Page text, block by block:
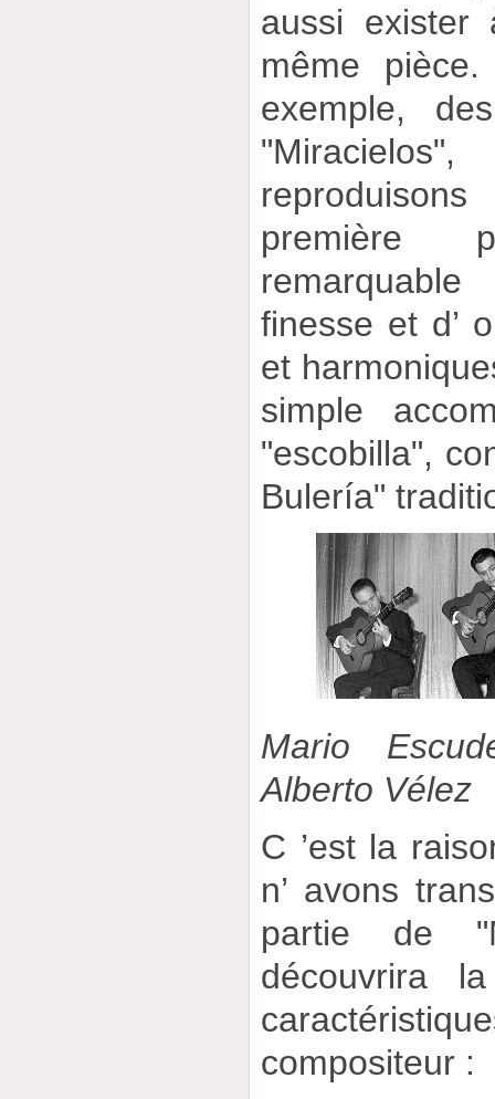
aussi exister
même
exemple,
première
finesse et d’
et
simple
"escobilla",
Bulería"
Mario
Alberto Vélez
C ’est la
n’ avons
partie de
découvrira
compositeur :